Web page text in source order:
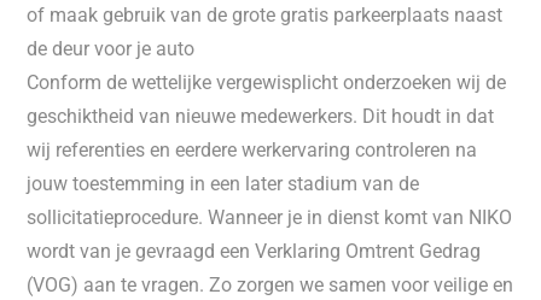
of maak gebruik van de grote gratis parkeerplaats naast
de deur voor je auto
Conform de wettelijke vergewisplicht onderzoeken wij de
geschiktheid van nieuwe medewerkers. Dit houdt in dat
wij referenties en eerdere werkervaring controleren na
jouw toestemming in een later stadium van de
sollicitatieprocedure. Wanneer je in dienst komt van NIKO
wordt van je gevraagd een Verklaring Omtrent Gedrag
(VOG) aan te vragen. Zo zorgen we samen voor veilige en